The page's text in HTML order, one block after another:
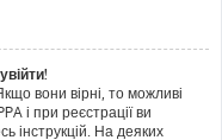
вони вірні, то можливі
і при реєстрації ви
інструкцій. На деяких